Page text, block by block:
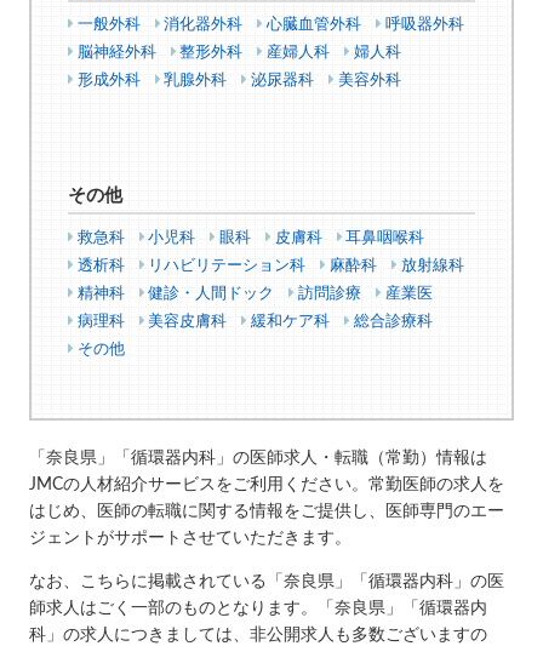
一般外科 消化器外科 心臓血管外科
呼吸器外科
脳神経外科
整形外科 産婦人科
婦人科
形成外科
乳腺外科 泌尿器科 美容外科
その他
救急科 小児科 眼科 皮膚科
耳鼻咽喉科
透析科
リハビリテーション科 麻酔科
放射線科
精神科
健診・人間ドック 訪問診療
産業医
病理科
美容皮膚科 緩和ケア科
総合診療科
その他
「奈良県」「循環器内科」の医師求人・転職（常勤）情報は
JMCの人材紹介サービスをご利用ください。常勤医師の求人を
はじめ、医師の転職に関する情報をご提供し、医師専門のエー
ジェントがサポートさせていただきます。
なお、こちらに掲載されている「奈良県」「循環器内科」の医
師求人はごく一部のものとなります。「奈良県」「循環器内
科」の求人につきましては、非公開求人も多数ございますの